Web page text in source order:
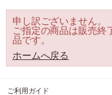
申し訳ございません。
ご指定の商品は販売終
品です。
ホームへ戻る
ご利用ガイド